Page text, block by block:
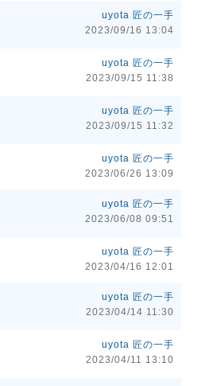
uyota 匠の一手
2023/09/16 13:04
uyota 匠の一手
2023/09/15 11:38
uyota 匠の一手
2023/09/15 11:32
uyota 匠の一手
2023/06/26 13:09
uyota 匠の一手
2023/06/08 09:51
uyota 匠の一手
2023/04/16 12:01
uyota 匠の一手
2023/04/14 11:30
uyota 匠の一手
2023/04/11 13:10